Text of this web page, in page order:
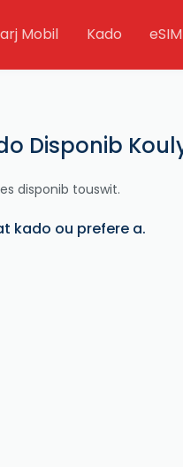
Mobil Kado eSIM
Disponib
disponib touswit.
kado ou prefere a.